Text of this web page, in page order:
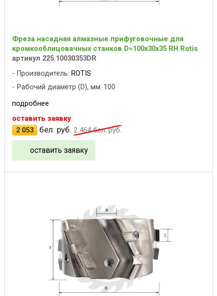
Фреза насадная алмазные прифуговочные для
кромкооблицовачных станков D=100x30x35 RH Rotis
артикул 225.10030353DR
Производитель: ROTIS
Рабочий диаметр (D), мм: 100
подробнее
оставить заявку
2 053
бел. руб. 2 464бел. руб.
оставить заявку